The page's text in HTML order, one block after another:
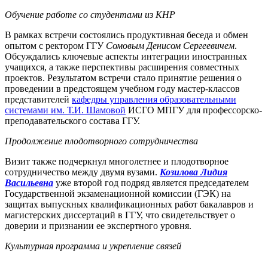
Обучение работе со студентами из КНР
В рамках встречи состоялись продуктивная беседа и обмен
опытом с ректором ГГУ Сомовым Денисом Сергеевичем.
Обсуждались ключевые аспекты интеграции иностранных
учащихся, а также перспективы расширения совместных
проектов. Результатом встречи стало принятие решения о
проведении в предстоящем учебном году мастер-классов
представителей кафедры управления образовательными
системами им. Т.И. Шамовой ИСГО МПГУ для профессорско-
преподавательского состава ГГУ.
Продолжение плодотворного сотрудничества
Визит также подчеркнул многолетнее и плодотворное
сотрудничество между двумя вузами. Козилова Лидия
Васильевна уже второй год подряд является председателем
Государственной экзаменационной комиссии (ГЭК) на
защитах выпускных квалификационных работ бакалавров и
магистерских диссертаций в ГГУ, что свидетельствует о
доверии и признании ее экспертного уровня.
Культурная программа и укрепление связей